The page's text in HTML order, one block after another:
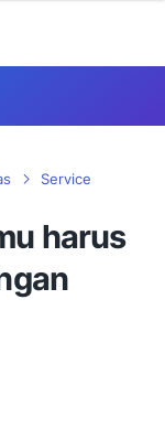
Service
harus